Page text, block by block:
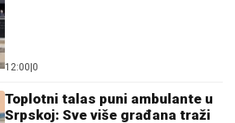
12:00|0
Toplotni talas puni ambulante u
Srpskoj: Sve više građana traži